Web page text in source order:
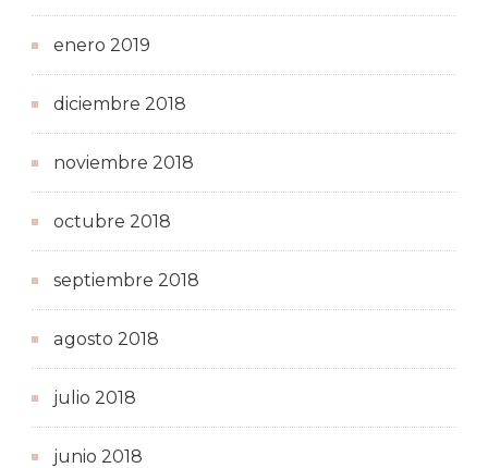
enero 2019
diciembre 2018
noviembre 2018
octubre 2018
septiembre 2018
agosto 2018
julio 2018
junio 2018